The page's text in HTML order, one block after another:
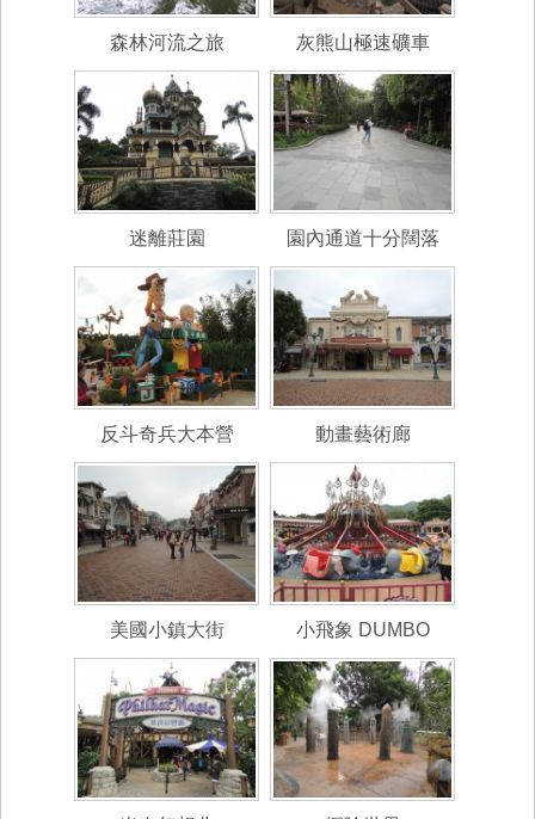
森林河流之旅 灰熊山極速礦車
迷離莊園 園內通道十分闊落
反斗奇兵大本營 動畫藝術廊
美國小鎮大街 小飛象 DUMBO